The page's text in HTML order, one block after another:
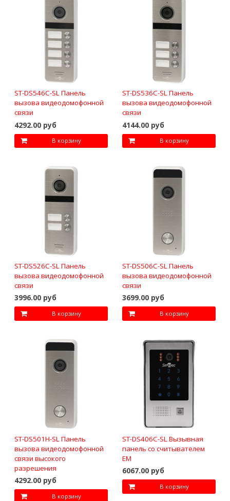
ST-DS546C-SL Панель
вызова видеодомофонной
связи
4292.00 руб
В корзину
ST-DS536C-SL Панель
вызова видеодомофонной
связи
4144.00 руб
В корзину
ST-DS526C-SL Панель
вызова видеодомофонной
связи
3996.00 руб
В корзину
ST-DS506C-SL Панель
вызова видеодомофонной
связи
3699.00 руб
В корзину
ST-DS501H-SL Панель
вызова видеодомофонной
связи высокого
разрешения
4292.00 руб
В корзину
ST-DS406C-SL Вызывная
панель со считывателем
EM
6067.00 руб
В корзину